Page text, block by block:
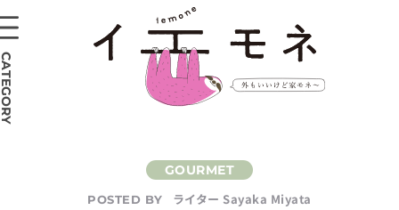
POSTED BY
ライター Sayaka Miyata